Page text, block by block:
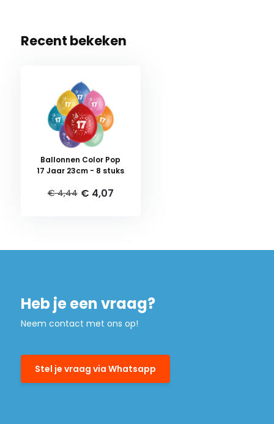
Recent bekeken
Ballonnen Color Pop
17 Jaar 23cm - 8 stuks
€ 4,44 € 4,07
Heb je een vraag?
Neem contact met ons op!
Stel je vraag via Whatsapp